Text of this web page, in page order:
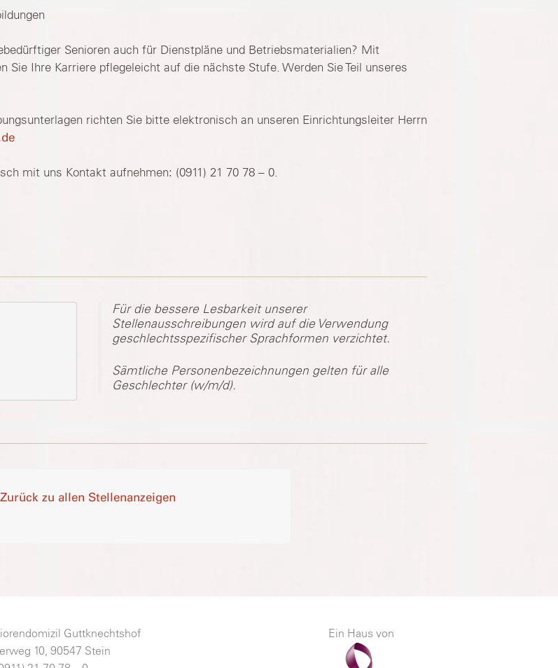
Senioren auch für Dienstpläne und Betriebsmaterialien? Mit
Sie Ihre Karriere pflegeleicht auf die nächste Stufe. Werden Sie Teil unseres
richten Sie bitte elektronisch an unseren Einrichtungsleiter Herrn
mit uns Kontakt aufnehmen: (0911) 21 70 78 – 0.
Für die bessere Lesbarkeit unserer
Stellenausschreibungen wird auf die Verwendung
geschlechtsspezifischer Sprachformen verzichtet.
Sämtliche Personenbezeichnungen gelten für alle
Geschlechter (w/m/d).
Zurück zu allen Stellenanzeigen
Guttknechtshof
10, 90547 Stein
Ein Haus von